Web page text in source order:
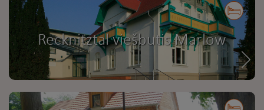
Recknitztal viešbutis Marlow